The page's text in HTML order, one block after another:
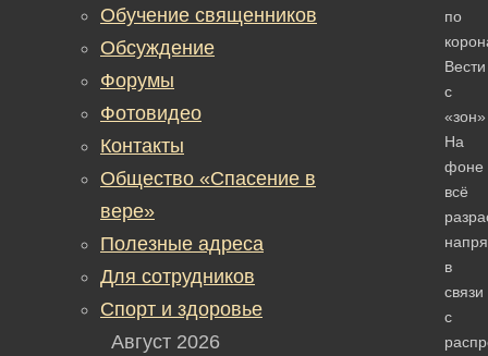
по
Вести
с
«зон»
На
фоне
всё
в
связи
с
Обучение священников
Обсуждение
Форумы
Фотовидео
Контакты
Общество «Спасение в
вере»
Полезные адреса
Для сотрудников
Спорт и здоровье
Август 2026